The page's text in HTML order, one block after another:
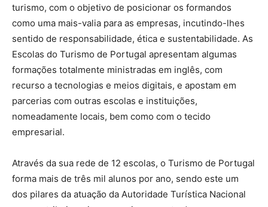
turismo, com o objetivo de posicionar os formandos
como uma mais-valia para as empresas, incutindo-lhes
sentido de responsabilidade, ética e sustentabilidade. As
Escolas do Turismo de Portugal apresentam algumas
formações totalmente ministradas em inglês, com
recurso a tecnologias e meios digitais, e apostam em
parcerias com outras escolas e instituições,
nomeadamente locais, bem como com o tecido
empresarial.
Através da sua rede de 12 escolas, o Turismo de Portugal
forma mais de três mil alunos por ano, sendo este um
dos pilares da atuação da Autoridade Turística Nacional